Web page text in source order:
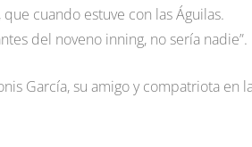
cuando estuve con las Águilas.
del noveno inning, no sería nadie”.
García, su amigo y compatriota en